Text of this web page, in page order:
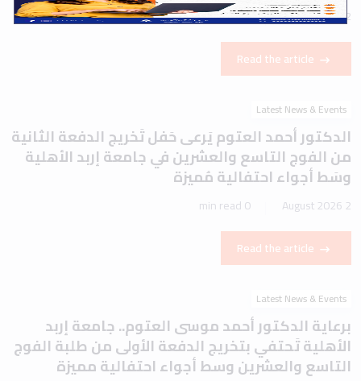
2 August 2026
1 min read
Read the article
Latest News & Events
الدكتور أحمد العتوم يَرعى حَفل تَخريج الدفعة الثانية
من الفوج التاسع والعشرين في جامعة إربد الأهلية
وسَط أجواء احتفالية مُميزة
2 August 2026
0 min read
Read the article
Latest News & Events
برعاية الدكتور أحمد موسى العتوم.. جامعة إربد
الأهلية تَحتفي بتخريج الدفعة الأولى من طلبة الفوج
التاسع والعشرين وسط أجواء احتفالية مميزة